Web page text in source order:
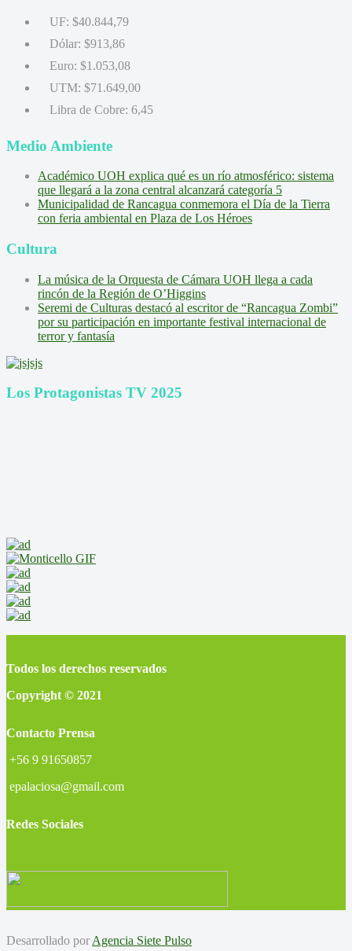
UF: $40.844,79
Dólar: $913,86
Euro: $1.053,08
UTM: $71.649,00
Libra de Cobre: 6,45
Medio Ambiente
Académico UOH explica qué es un río atmosférico: sistema
que llegará a la zona central alcanzará categoría 5
Municipalidad de Rancagua conmemora el Día de la Tierra
con feria ambiental en Plaza de Los Héroes
Cultura
La música de la Orquesta de Cámara UOH llega a cada
rincón de la Región de O’Higgins
Seremi de Culturas destacó al escritor de “Rancagua Zombi”
por su participación en importante festival internacional de
terror y fantasía
Los Protagonistas TV 2025
Todos los derechos reservados
Copyright © 2021
Contacto Prensa
+56 9 91650857
epalaciosa@gmail.com
Redes Sociales
Desarrollado por Agencia Siete Pulso